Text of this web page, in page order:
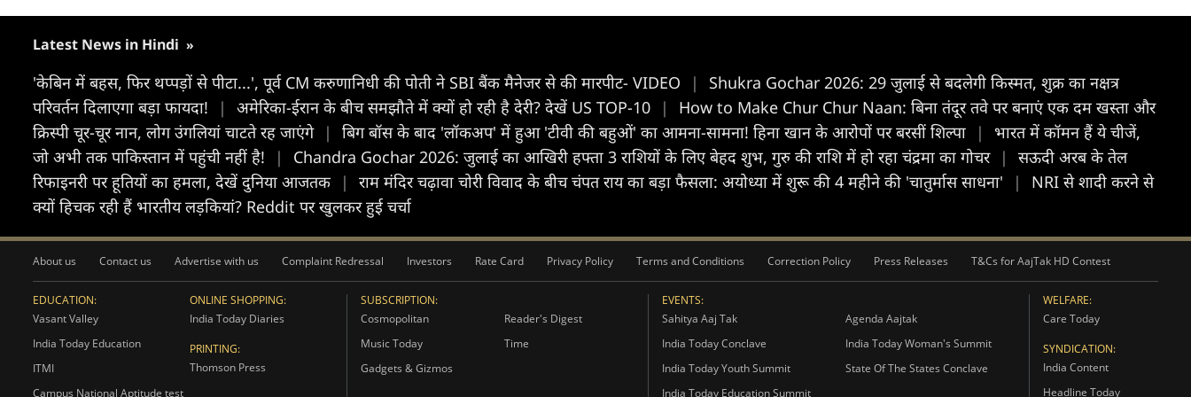
Latest News in Hindi »
'केबिन में बहस, फिर थप्पड़ों से पीटा...', पूर्व CM करुणानिधी की पोती ने SBI बैंक मैनेजर से की मारपीट- VIDEO |
Shukra Gochar 2026: 29 जुलाई से बदलेगी किस्मत, शुक्र का नक्षत्र
परिवर्तन दिलाएगा बड़ा फायदा!
| अमेरिका-ईरान के बीच समझौते में क्यों हो रही है देरी? देखें US TOP-10 |
How to Make Chur Chur Naan: बिना तंदूर तवे पर बनाएं एक दम खस्ता और
क्रिस्पी चूर-चूर नान, लोग उंगलियां चाटते रह जाएंगे | बिग बॉस के बाद 'लॉकअप' में हुआ 'टीवी की बहुओं' का आमना-सामना! हिना खान के आरोपों पर बरसीं शिल्पा |
भारत में कॉमन हैं ये चीजें,
जो अभी तक पाकिस्तान में पहुंची नहीं है!
| Chandra Gochar 2026: जुलाई का आखिरी हफ्ता 3 राशियों के लिए बेहद शुभ, गुरु की राशि में हो रहा चंद्रमा का गोचर |
सऊदी अरब के तेल
रिफाइनरी पर हूतियों का हमला, देखें दुनिया आजतक
| राम मंदिर चढ़ावा चोरी विवाद के बीच चंपत राय का बड़ा फैसला: अयोध्या में शुरू की 4 महीने की 'चातुर्मास साधना' |
NRI से शादी करने से
क्यों हिचक रही हैं भारतीय लड़कियां? Reddit पर खुलकर हुई चर्चा
About us Contact us Advertise with us Complaint Redressal Investors Rate Card Privacy Policy Terms and Conditions Correction Policy Press Releases T&Cs for AajTak HD Contest
EDUCATION:
Vasant Valley
India Today Education
ITMI
Campus National Aptitude test
ONLINE SHOPPING:
India Today Diaries
PRINTING:
Thomson Press
SUBSCRIPTION:
Cosmopolitan
Reader's Digest
Music Today
Time
Gadgets & Gizmos
EVENTS:
Sahitya Aaj Tak
Agenda Aajtak
India Today Conclave
India Today Woman's Summit
India Today Youth Summit
State Of The States Conclave
India Today Education Summit
WELFARE:
Care Today
SYNDICATION:
India Content
Headline Today